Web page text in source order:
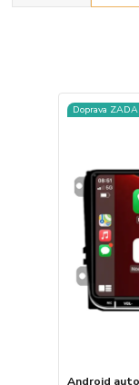
Doprava
Android